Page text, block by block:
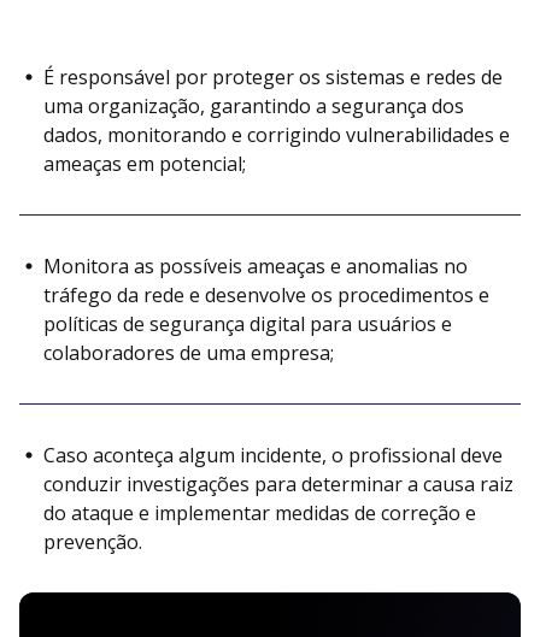
É responsável por proteger os sistemas e redes de
uma organização, garantindo a segurança dos
dados, monitorando e corrigindo vulnerabilidades e
ameaças em potencial;
Monitora as possíveis ameaças e anomalias no
tráfego da rede e desenvolve os procedimentos e
políticas de segurança digital para usuários e
colaboradores de uma empresa;
Caso aconteça algum incidente, o profissional deve
conduzir investigações para determinar a causa raiz
do ataque e implementar medidas de correção e
prevenção.